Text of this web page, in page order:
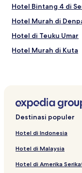
Hotel Bintang 4 di
Hotel Murah di
Hotel di Teuku Umar
Hotel Murah di Kuta
Hotel dekat Rumah
Hotel di Pemogan
Hotel Bintang 5 di
Hotel dengan Kolam
Hotel Ramah Hewan
Destinasi populer
Hotel di Indonesia
Hotel di Malaysia
Hotel di Amerika